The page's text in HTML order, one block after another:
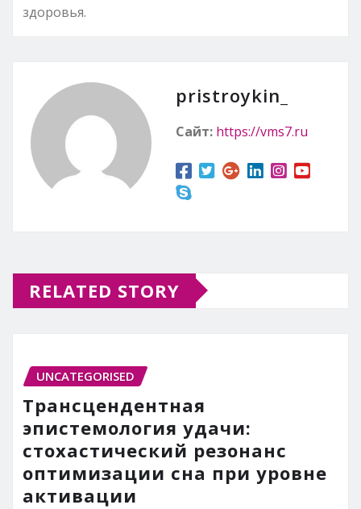
здоровья.
pristroykin_
Сайт: https://vms7.ru
RELATED STORY
UNCATEGORISED
Трансцендентная
эпистемология удачи:
стохастический резонанс
оптимизации сна при уровне
активации